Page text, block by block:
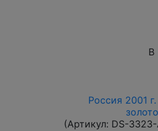
В
Россия 2001
(Артикул: DS-